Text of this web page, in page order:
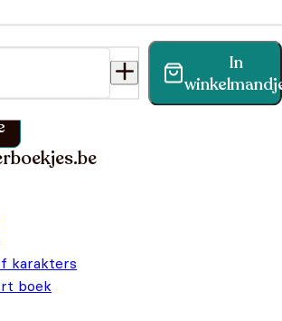
In
antwoord op je vraag op onze
karakters
boek